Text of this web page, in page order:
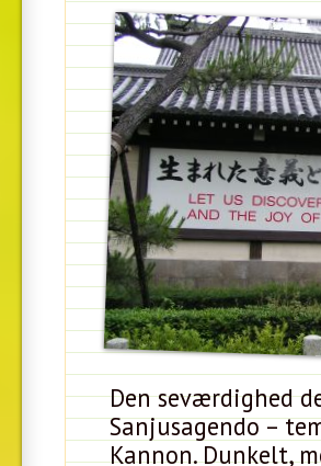
Den seværdighed
Sanjusagendo –
Kannon. Dunkelt,